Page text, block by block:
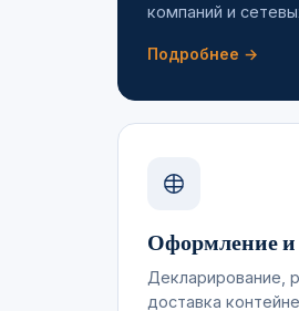
компаний и
Подробнее →
Оформление и
Декларирование,
доставка